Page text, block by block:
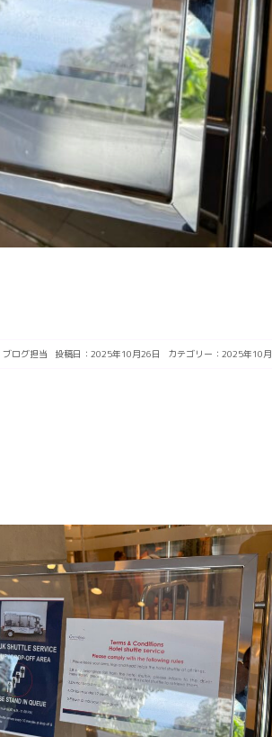
ブログ担当 投稿日：2025年10月26日 カテゴリー： 2025年10月